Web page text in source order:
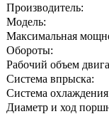
Производитель:
Модель:
Максимальная
Обороты:
Рабочий объем
Система впрыска:
Система
Диаметр и ход